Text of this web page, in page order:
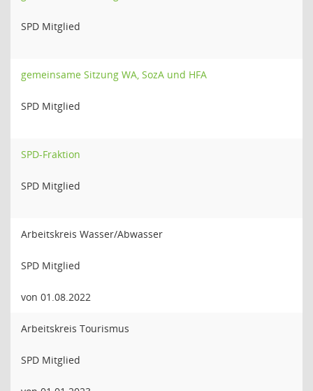
SPD Mitglied
gemeinsame Sitzung WA, SozA und HFA
SPD Mitglied
SPD-Fraktion
SPD Mitglied
Arbeitskreis Wasser/Abwasser
SPD Mitglied
von 01.08.2022
Arbeitskreis Tourismus
SPD Mitglied